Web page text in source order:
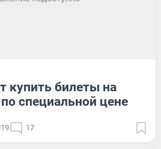
купить билеты на
специальной цене
17